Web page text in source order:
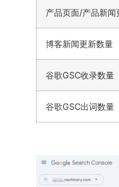
产品页面/产品新闻
博客新闻更新数量
谷歌GSC收录数量
谷歌GSC出词数量